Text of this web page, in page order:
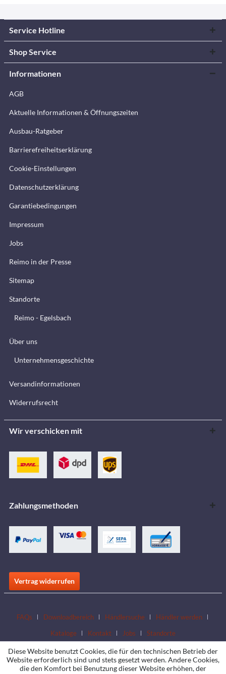
Service Hotline
Shop Service
Informationen
AGB
Aktuelle Informationen & Öffnungszeiten
Ausbau-Ratgeber
Barrierefreiheitserklärung
Cookie-Einstellungen
Datenschutzerklärung
Garantiebedingungen
Impressum
Jobs
Reimo in der Presse
Sitemap
Standorte
Reimo - Egelsbach
Über uns
Unternehmensgeschichte
Versandinformationen
Widerrufsrecht
Wir verschicken mit
Zahlungsmethoden
Vertrag widerrufen
FAQs Downloadbereich Händlersuche
Händler werden
Kataloge
Kontakt Jobs Standorte
Diese Website benutzt Cookies, die für den technischen Betrieb der
Website erforderlich sind und stets gesetzt werden. Andere Cookies,
die den Komfort bei Benutzung dieser Website erhöhen, der